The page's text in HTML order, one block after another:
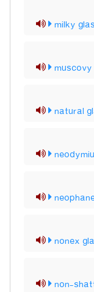
milky
natural
nonex
non-